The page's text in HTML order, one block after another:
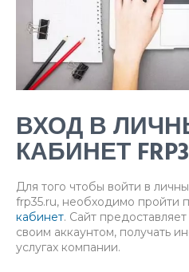
ВХОД В
КАБИНЕТ
Для того чтобы войти в
frp35.ru, необходимо пройти
кабинет. Сайт
своим аккаунтом, получать
услугах компании.